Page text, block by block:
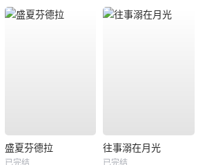
盛夏芬德拉
已完结
往事溺在月光
已完结